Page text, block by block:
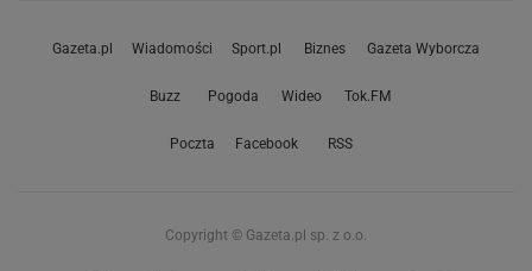
Gazeta.pl Wiadomości Sport.pl Biznes Gazeta Wyborcza
Buzz Pogoda Wideo Tok.FM
Poczta Facebook RSS
Copyright © Gazeta.pl sp. z o.o.